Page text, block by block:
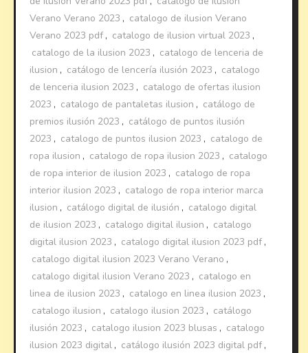
Verano Verano 2023 , catalogo de ilusion Verano
Verano 2023 pdf , catalogo de ilusion virtual 2023 ,
catalogo de la ilusion 2023 , catalogo de lenceria de
ilusion , catálogo de lencería ilusión 2023 , catalogo
de lenceria ilusion 2023 , catalogo de ofertas ilusion
2023 , catalogo de pantaletas ilusion , catálogo de
premios ilusión 2023 , catálogo de puntos ilusión
2023 , catalogo de puntos ilusion 2023 , catalogo de
ropa ilusion , catalogo de ropa ilusion 2023 , catalogo
de ropa interior de ilusion 2023 , catalogo de ropa
interior ilusion 2023 , catalogo de ropa interior marca
ilusion , catálogo digital de ilusión , catalogo digital
de ilusion 2023 , catalogo digital ilusion , catalogo
digital ilusion 2023 , catalogo digital ilusion 2023 pdf ,
catalogo digital ilusion 2023 Verano Verano ,
catalogo digital ilusion Verano 2023 , catalogo en
linea de ilusion 2023 , catalogo en linea ilusion 2023 ,
catalogo ilusion , catalogo ilusion 2023 , catálogo
ilusión 2023 , catalogo ilusion 2023 blusas , catalogo
ilusion 2023 digital , catálogo ilusión 2023 digital pdf ,